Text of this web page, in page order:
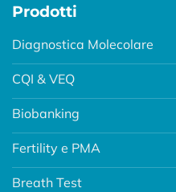
Prodotti
Diagnostica Molecolare
CQI & VEQ
Biobanking
Fertility e PMA
Breath Test